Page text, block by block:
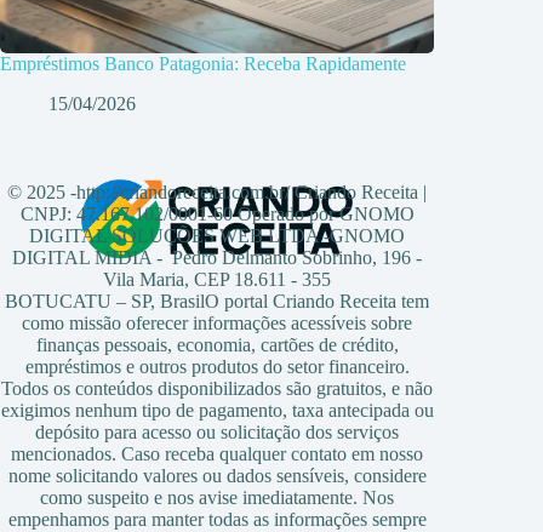
Empréstimos Banco Patagonia: Receba Rapidamente
15/04/2026
© 2025 -http://criandoreceita.com.br/ Criando Receita |
CNPJ: 47.167.102/0001-60 Operado por GNOMO
DIGITAL SOLUÇÕES WEB LTDA -GNOMO
DIGITAL MIDIA - Pedro Delmanto Sobrinho, 196 -
Vila Maria, CEP 18.611 - 355
BOTUCATU – SP, BrasilO portal Criando Receita tem
como missão oferecer informações acessíveis sobre
finanças pessoais, economia, cartões de crédito,
empréstimos e outros produtos do setor financeiro.
Todos os conteúdos disponibilizados são gratuitos, e não
exigimos nenhum tipo de pagamento, taxa antecipada ou
depósito para acesso ou solicitação dos serviços
mencionados. Caso receba qualquer contato em nosso
nome solicitando valores ou dados sensíveis, considere
como suspeito e nos avise imediatamente. Nos
empenhamos para manter todas as informações sempre